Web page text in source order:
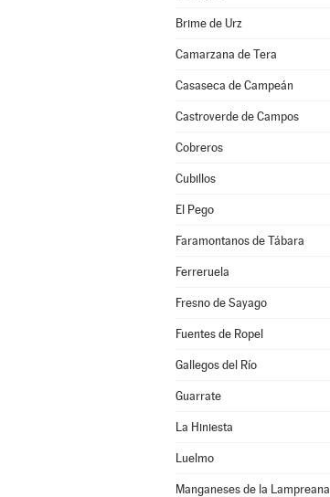
Brime de Urz
Camarzana de Tera
Casaseca de Campeán
Castroverde de Campos
Cobreros
Cubillos
El Pego
Faramontanos de Tábara
Ferreruela
Fresno de Sayago
Fuentes de Ropel
Gallegos del Río
Guarrate
La Hiniesta
Luelmo
Manganeses de la Lampreana